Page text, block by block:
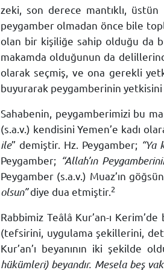
zeki, son derece mantıklı,
peygamber olmadan önce bile
olan bir kişiliğe sahip olduğu da
makamda olduğunun da
olarak seçmiş, ve ona gerekli
buyurarak peygamberinin
Sahabenin, peygamberimizi bu
(s.a.v.) kendisini Yemen’e kadı
ile” demiştir. Hz. Peygamber; “Ya
Peygamber; “Allah’ın
Peygamber (s.a.v.) Muaz’ın
olsun”diye dua etmiştir. 2
Rabbimiz Teâlâ Kur’an-ı
(tefsirini, uygulama şekillerini,
Kur’an’ı beyanının iki şekilde
hükümleri) beyandır. Mesela beş